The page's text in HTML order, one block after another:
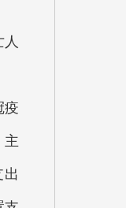
疫
主